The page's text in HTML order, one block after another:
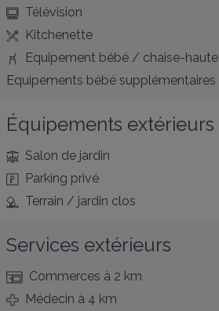
Télévision
Kitchenette
Equipement bébé / chaise-haute
Equipements bébé supplémentaires
Équipements extérieurs
Salon de jardin
Parking privé
Terrain / jardin clos
Services extérieurs
Commerces à 2 km
Médecin à 4 km